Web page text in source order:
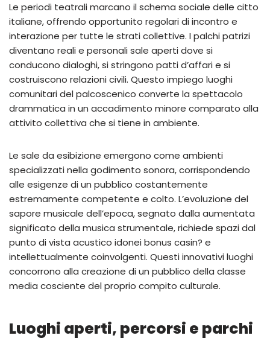
Le periodi teatrali marcano il schema sociale delle citto
italiane, offrendo opportunito regolari di incontro e
interazione per tutte le strati collettive. I palchi patrizi
diventano reali e personali sale aperti dove si
conducono dialoghi, si stringono patti d’affari e si
costruiscono relazioni civili. Questo impiego luoghi
comunitari del palcoscenico converte la spettacolo
drammatica in un accadimento minore comparato alla
attivito collettiva che si tiene in ambiente.
Le sale da esibizione emergono come ambienti
specializzati nella godimento sonora, corrispondendo
alle esigenze di un pubblico costantemente
estremamente competente e colto. L’evoluzione del
sapore musicale dell’epoca, segnato dalla aumentata
significato della musica strumentale, richiede spazi dal
punto di vista acustico idonei bonus casin? e
intellettualmente coinvolgenti. Questi innovativi luoghi
concorrono alla creazione di un pubblico della classe
media cosciente del proprio compito culturale.
Luoghi aperti, percorsi e parchi